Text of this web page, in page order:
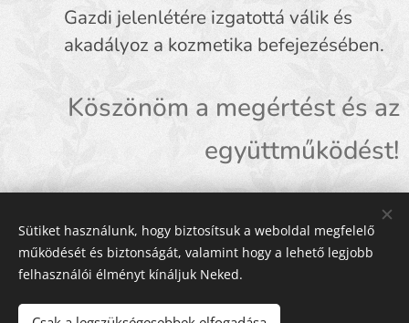
Gazdi jelenlétére izgatottá válik és
akadályoz a kozmetika befejezésében.
Köszönöm a megértést és az
együttműködést!
Hoholné Bukai Ilona
Mandala kutyakozmetika
Sütiket használunk, hogy biztosítsuk a weboldal megfelelő
működését és biztonságát, valamint hogy a lehető legjobb
felhasználói élményt kínáljuk Neked.